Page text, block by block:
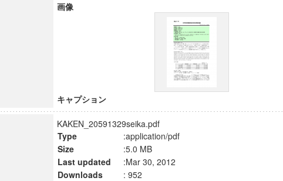
画像
キャプション
KAKEN_20591329seika.pdf
Type
:application/pdf
Size
:5.0 MB
Last updated
:Mar 30, 2012
Downloads
: 952